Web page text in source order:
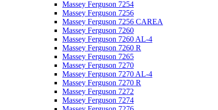
Massey Ferguson 7254
Massey Ferguson 7256
Massey Ferguson 7256 CAREA
Massey Ferguson 7260
Massey Ferguson 7260 AL-4
Massey Ferguson 7260 R
Massey Ferguson 7265
Massey Ferguson 7270
Massey Ferguson 7270 AL-4
Massey Ferguson 7270 R
Massey Ferguson 7272
Massey Ferguson 7274